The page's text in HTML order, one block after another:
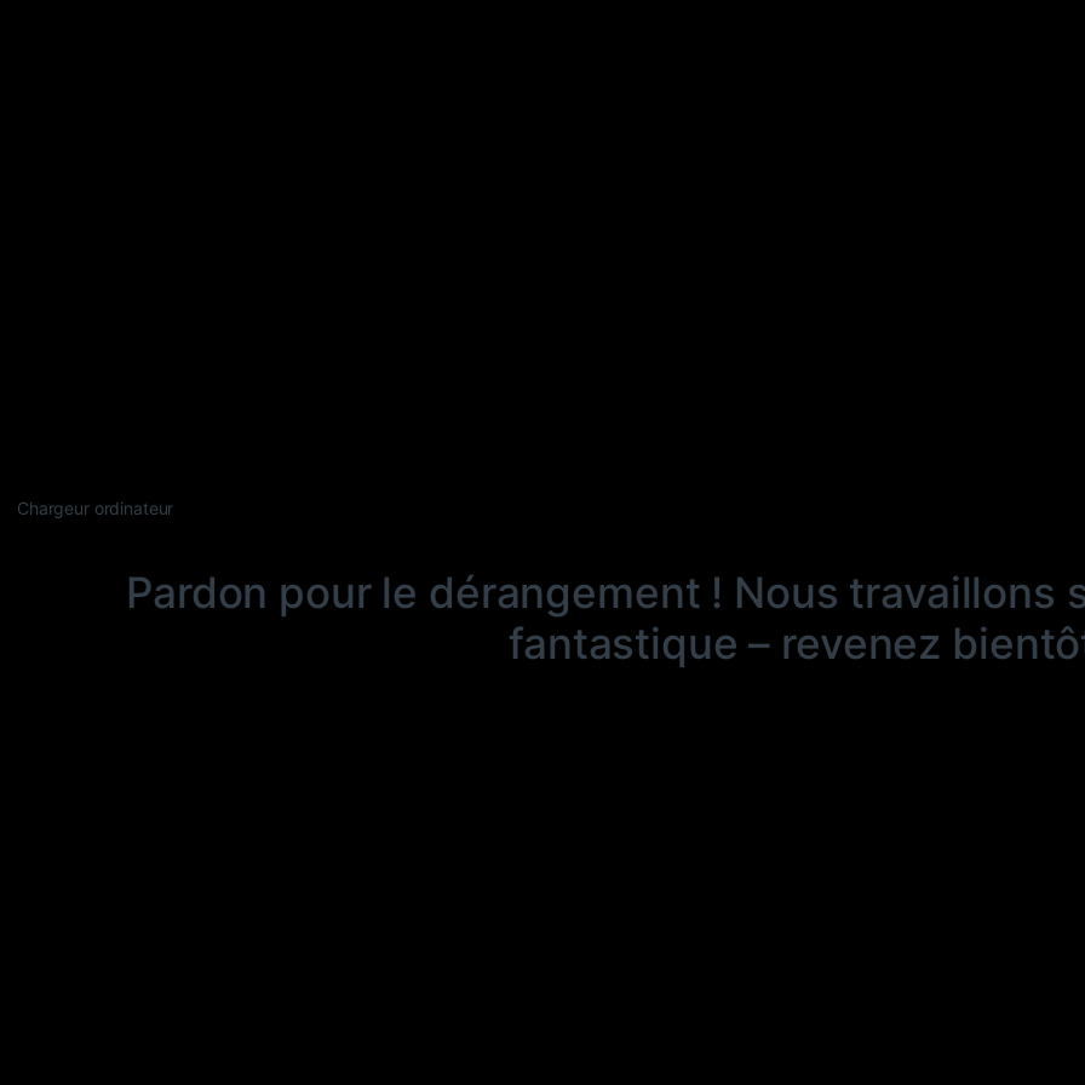
Chargeur ordinateur
Pardon pour le dérangement ! Nous travaillons
fantastique – revenez